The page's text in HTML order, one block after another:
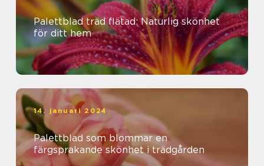
Palettblad träd flätad: Naturlig skönhet
för ditt hem
14. januari 2024
Palettblad som blommar en
färgsprakande skönhet i trädgården